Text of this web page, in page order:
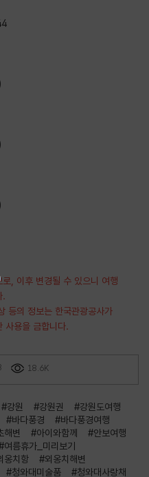
, 이후 변경될 수 있으니 여행
.
등의 정보는 한국관광공사가
사용을 금합니다.
18.6K
#강원 #강원권
#강원도여행
#바다풍경
#바다풍경여행
해변 #아이와함께
#안보여행
여름휴가_미리보기
옹치항
#외옹치해변
#청와대미술품
#청와대사랑채